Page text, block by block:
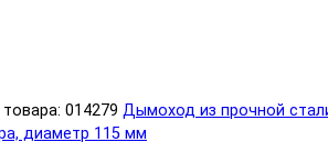
014279 Дымоход из прочной
диаметр 115 мм